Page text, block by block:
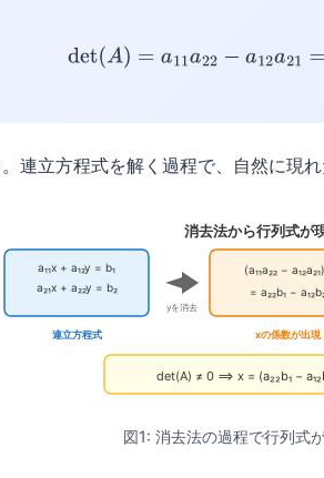
det (A a 22 12 21
連立方程式を解く過程で、自然に現れ
消去法から行列式が
a₁₁x + a₁₂y = b₁
a₂₁x + a₂₂y = b₂
連立方程式
yを消去
(a₁₁a₂₂ −
= a₂₂b₁ −
xの係数が出現
det(A) ≠ 0 ⟹ x = (a₂₂b₁ −
図1: 消去法の過程で行列式